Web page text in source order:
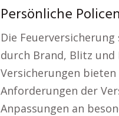
Persönliche
Die
durch Brand, Blitz
Versicherungen
Anforderungen der
Anpassungen an